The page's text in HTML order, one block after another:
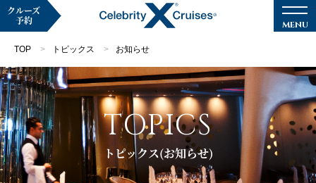
マイページ メルマガ登録
クルーズ検索
クルーズ
予約
TOP トピックス お知らせ
TOPICS
トピックス(お知らせ)